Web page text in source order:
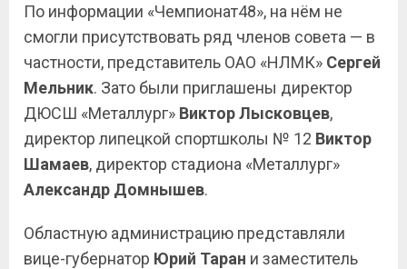
По информации «Чемпионат48», на нём не
смогли присутствовать ряд членов совета — в
частности, представитель ОАО «НЛМК» Сергей
Мельник. Зато были приглашены директор
ДЮСШ «Металлург» ВикторЛысковцев,
директор липецкой спортшколы № 12 Виктор
Шамаев, директор стадиона «Металлург»
Александр Домнышев.
Областную администрацию представляли
вице-губернатор Юрий Таран и заместитель